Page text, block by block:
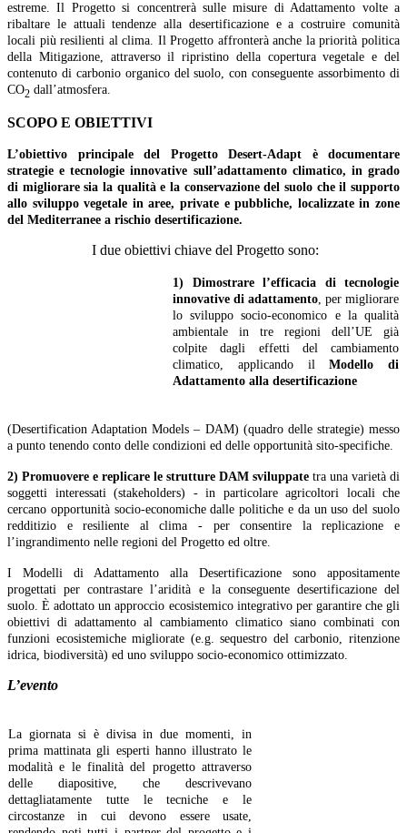
estreme. Il Progetto si concentrerà sulle misure di Adattamento volte a
ribaltare le attuali tendenze alla desertificazione e a costruire comunità
locali più resilienti al clima. Il Progetto affronterà anche la priorità politica
della Mitigazione, attraverso il ripristino della copertura vegetale e del
contenuto di carbonio organico del suolo, con conseguente assorbimento di
CO2 dall’atmosfera.
SCOPO E OBIETTIVI
L’obiettivo principale del Progetto Desert-Adapt è documentare
strategie e tecnologie innovative sull’adattamento climatico, in grado
di migliorare sia la qualità e la conservazione del suolo che il supporto
allo sviluppo vegetale in aree, private e pubbliche, localizzate in zone
del Mediterranee a rischio desertificazione.
I due obiettivi chiave del Progetto sono:
1)
Dimostrare l’efficacia di tecnologie
innovative di adattamento , per migliorare
lo sviluppo socio-economico e la qualità
ambientale in tre regioni dell’UE già
colpite dagli effetti del cambiamento
climatico, applicando il Modello di
Adattamento alla desertificazione
(Desertification Adaptation Models – DAM) (quadro delle strategie) messo
a punto tenendo conto delle condizioni ed delle opportunità sito-specifiche.
2) Promuovere e replicare le strutture DAM sviluppate tra una varietà di
soggetti interessati (stakeholders) - in particolare agricoltori locali che
cercano opportunità socio-economiche dalle politiche e da un uso del suolo
redditizio e resiliente al clima - per consentire la replicazione e
l’ingrandimento nelle regioni del Progetto ed oltre.
I Modelli di Adattamento alla Desertificazione sono appositamente
progettati per contrastare l’aridità e la conseguente desertificazione del
suolo. È adottato un approccio ecosistemico integrativo per garantire che gli
obiettivi di adattamento al cambiamento climatico siano combinati con
funzioni ecosistemiche migliorate (e.g. sequestro del carbonio, ritenzione
idrica, biodiversità) ed uno sviluppo socio-economico ottimizzato.
L’evento
La giornata si è divisa in due momenti, in
prima mattinata gli esperti hanno illustrato le
modalità e le finalità del progetto attraverso
delle diapositive, che descrivevano
dettagliatamente tutte le tecniche e le
circostanze in cui devono essere usate,